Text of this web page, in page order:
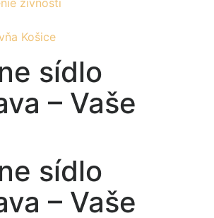
živnosti
Košice
sídlo
– Vaše
sídlo
– Vaše